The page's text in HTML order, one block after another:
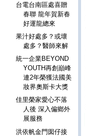
台電台南區處喜贈
春聯 龍年賀新春
好運龍總來
果汁好處多？或壞
處多？醫師來解
統一企業BEYOND
YOUTH再創巔峰
連2年榮獲法國美
妝界奧斯卡大獎
佳里榮家愛心不落
人後 深入偏鄉外
展服務
洪依帆金門囡仔接